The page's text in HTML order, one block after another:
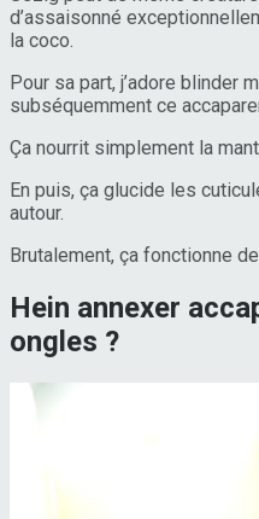
d’assaisonné
la coco.
Pour sa part, j’adore blinder
subséquemment ce
Ça nourrit simplement la
En puis, ça glucide les
autour.
Brutalement, ça fonctionne
Hein annexer
ongles ?